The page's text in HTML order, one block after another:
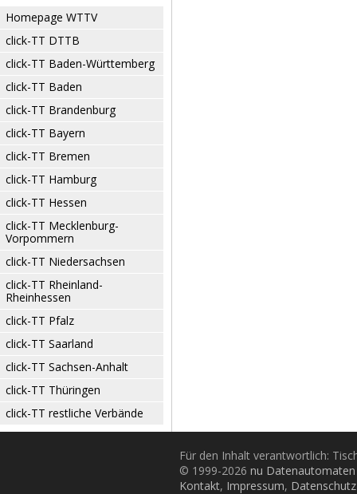
Homepage WTTV
click-TT DTTB
click-TT Baden-Württemberg
click-TT Baden
click-TT Brandenburg
click-TT Bayern
click-TT Bremen
click-TT Hamburg
click-TT Hessen
click-TT Mecklenburg-
Vorpommern
click-TT Niedersachsen
click-TT Rheinland-
Rheinhessen
click-TT Pfalz
click-TT Saarland
click-TT Sachsen-Anhalt
click-TT Thüringen
click-TT restliche Verbände
Für den Inhalt verantwortlich:
© 1999-2026 nu
Kontakt, Impressum, Datenschutz